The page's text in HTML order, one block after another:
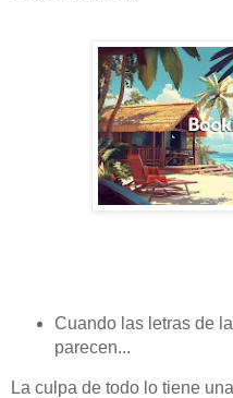
Cuando las letras de
parecen...
La culpa de todo lo tiene